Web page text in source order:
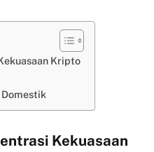
Kripto
Kekuasaan